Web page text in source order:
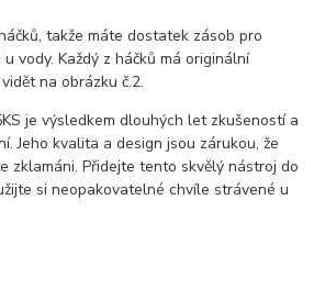
takže máte dostatek zásob pro
vody. Každý z háčků má originální
na obrázku č.2.
je výsledkem dlouhých let zkušeností a
Jeho kvalita a design jsou zárukou, že
zklamáni. Přidejte tento skvělý nástroj do
si neopakovatelné chvíle strávené u